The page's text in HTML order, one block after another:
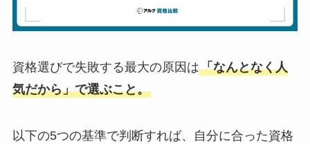
資格選びで失敗する最大の原因は「なんとなく人
気だから」で選ぶこと。
以下の5つの基準で判断すれば、自分に合った資格